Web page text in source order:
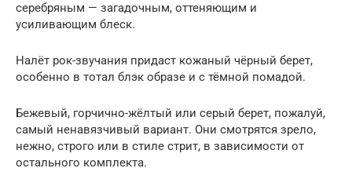
серебряным — загадочным, оттеняющим и
усиливающим блеск.
Налёт рок-звучания придаст кожаный чёрный берет,
особенно в тотал блэк образе и с тёмной помадой.
Бежевый, горчично-жёлтый или серый берет, пожалуй,
самый ненавязчивый вариант. Они смотрятся зрело,
нежно, строго или в стиле стрит, в зависимости от
остального комплекта.